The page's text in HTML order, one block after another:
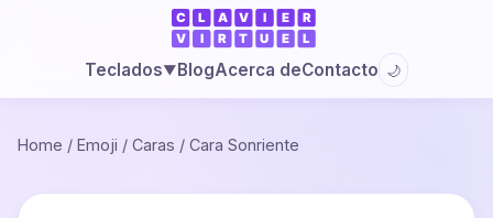
Teclados▼BlogAcerca deContacto 🌙
Home / Emoji / Caras / Cara Sonriente